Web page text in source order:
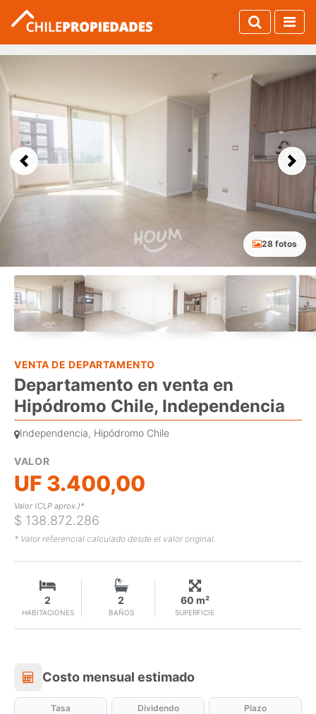
Previous Next
28 fotos
VENTA DE DEPARTAMENTO
Departamento en venta en
Hipódromo Chile, Independencia
Independencia, Hipódromo Chile
VALOR
UF 3.400,00
Valor (CLP aprox.)*
$ 138.872.286
* Valor referencial calculado desde el valor original.
HABITACIONES
2
BAÑOS
2
SUPERFICIE
60 m²
Costo mensual estimado
Costo mensual estimado
Tasa Dividendo Plazo